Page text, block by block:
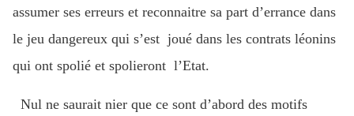
assumer ses erreurs et reconnaitre sa part d’errance dans
le jeu dangereux qui s’est joué dans les contrats léonins
qui ont spolié et spolieront l’Etat.
Nul ne saurait nier que ce sont d’abord des motifs